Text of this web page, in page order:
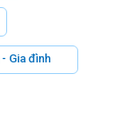
Gia đình